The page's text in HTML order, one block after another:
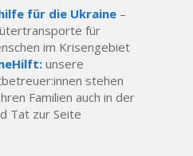
für die Ukraine –
für
im Krisengebiet
unsere
stehen
Familien auch in der
Tat zur Seite